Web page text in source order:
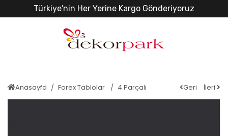
Türkiye'nin Her Yerine Kargo Gönderiyoruz
Anasayfa Forex Tablolar 4 Parçalı Geri İleri